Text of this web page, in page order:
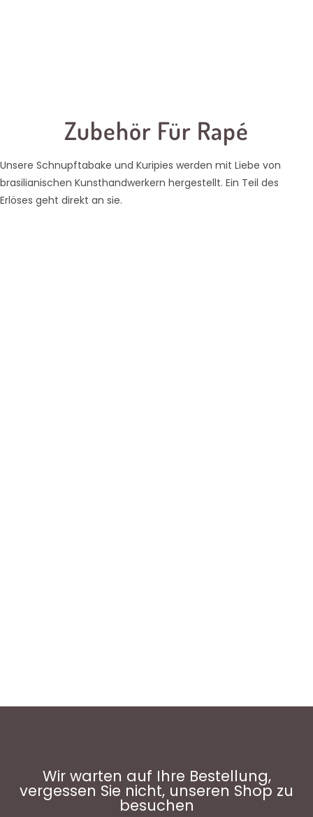
Zubehör Für Rapé
Unsere Schnupftabake und Kuripies werden mit Liebe von
brasilianischen Kunsthandwerkern hergestellt. Ein Teil des
Erlöses geht direkt an sie.
Wir warten auf Ihre Bestellung,
vergessen Sie nicht, unseren Shop zu
besuchen